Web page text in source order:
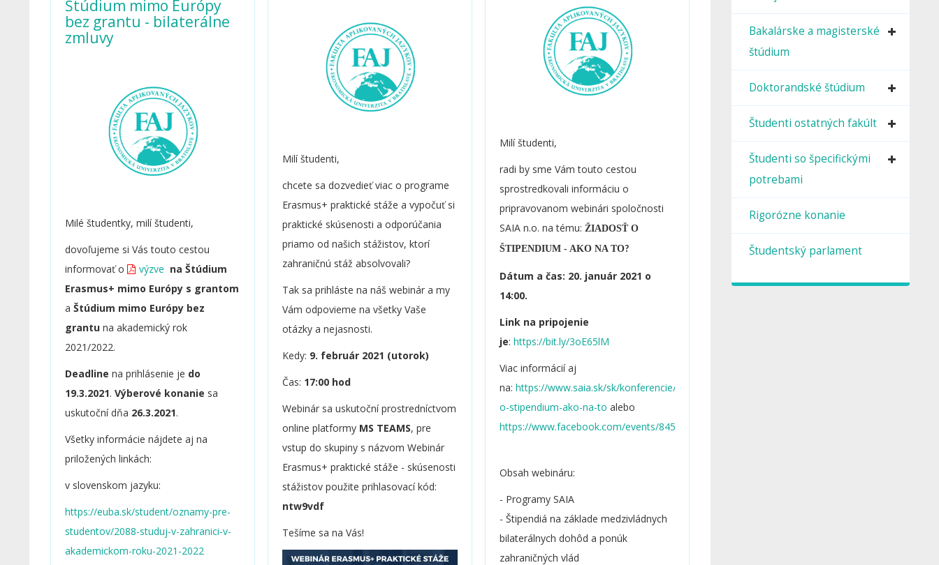
Štúdium mimo Európy
bez grantu - bilaterálne
zmluvy
Milé študentky, milí študenti,
dovoľujeme si Vás touto cestou
informovať o
výzve na Štúdium
Erasmus+ mimo Európy s grantom
a Štúdium mimo Európy bez
grantuna akademický rok
2021/2022.
Deadline na prihlásenie je do
19.3.2021. Výberové konanie sa
uskutoční dňa 26.3.2021.
Všetky informácie nájdete aj na
priložených linkách:
v slovenskom jazyku:
https://euba.sk/student/oznamy-pre-
studentov/2088-studuj-v-zahranici-v-
akademickom-roku-2021-2022
Milí študenti,
chcete sa dozvedieť viac o programe
Erasmus+ praktické stáže a vypočuť si
praktické skúsenosti a odporúčania
priamo od našich stážistov, ktorí
zahraničnú stáž absolvovali?
Tak sa prihláste na náš webinár a my
Vám odpovieme na všetky Vaše
otázky a nejasnosti.
Kedy: 9. február 2021 (utorok)
Čas: 17:00 hod
Webinár sa uskutoční prostredníctvom
online platformy MS TEAMS, pre
vstup do skupiny s názvom Webinár
Erasmus+ praktické stáže - skúsenosti
stážistov použite prihlasovací kód:
ntw9vdf
Tešíme sa na Vás!
Milí študenti,
radi by sme Vám touto cestou
sprostredkovali informáciu o
pripravovanom webinári spoločnosti
SAIA n.o. na tému: ŽIADOSŤ O
ŠTIPENDIUM - AKO NA TO?
Dátum a čas: 20. január 2021 o
14:00.
Link na pripojenie
je:https://bit.ly/3oE65lM
Viac informácií aj
na:https://www.saia.sk/sk/konferencie/ziadost-
o-stipendium-ako-na-to alebo
https://www.facebook.com/events/845102776345699/
Obsah webináru:
- Programy SAIA
- Štipendiá na základe medzivládnych
bilaterálnych dohôd a ponúk
zahraničných vlád
Bakalárske a magisterské
štúdium
Doktorandské štúdium
Študenti ostatných fakúlt
Študenti so špecifickými
potrebami
Rigorózne konanie
Študentský parlament